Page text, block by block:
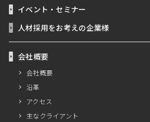
イベント・セミナー
人材採用をお考えの企業様
会社概要
会社概要
沿革
アクセス
主なクライアント